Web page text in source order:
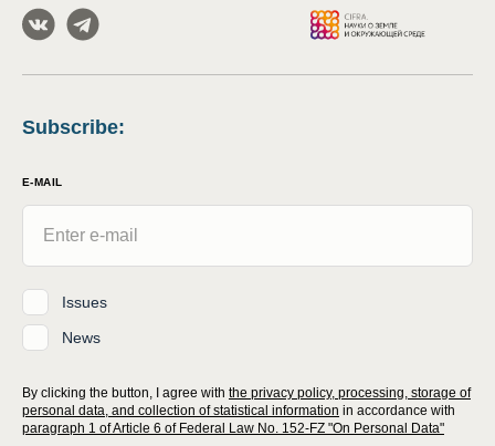
Subscribe:
E-MAIL
Issues
News
By clicking the button, I agree with the privacy policy, processing, storage of
personal data, and collection of statistical information in accordance with
paragraph 1 of Article 6 of Federal Law No. 152-FZ "On Personal Data"